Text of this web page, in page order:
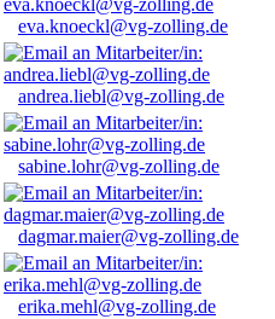
eva.knoeckl@vg-zolling.de
andrea.liebl@vg-zolling.de
sabine.lohr@vg-zolling.de
dagmar.maier@vg-zolling.de
erika.mehl@vg-zolling.de